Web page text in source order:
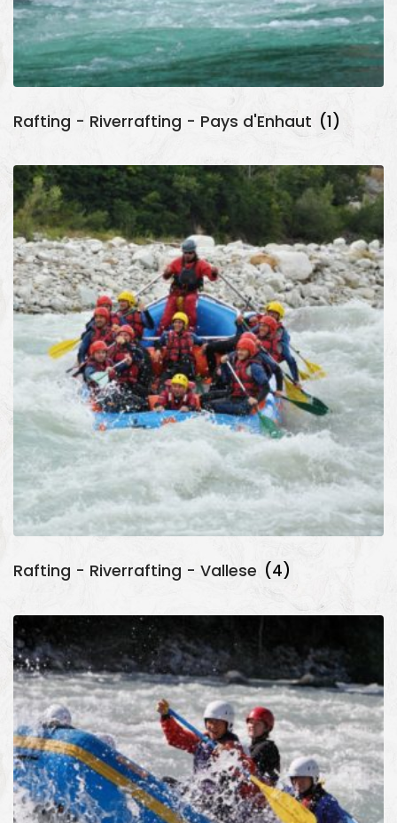
Rafting - Riverrafting - Pays d'Enhaut (1)
Rafting - Riverrafting - Vallese (4)